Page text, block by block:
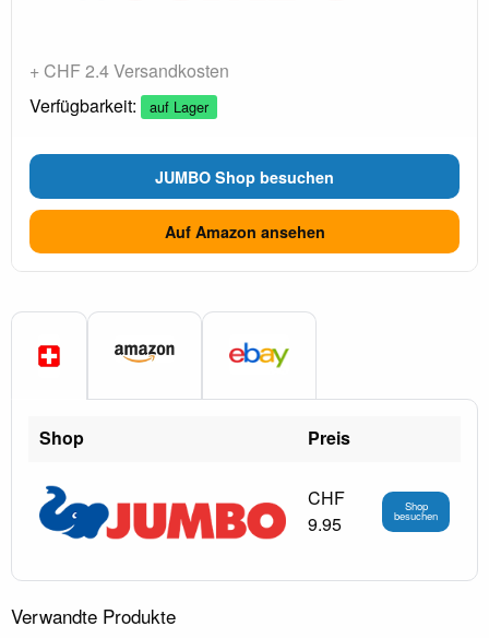
+ CHF 2.4 Versandkosten
Verfügbarkeit:
auf Lager
JUMBO Shop besuchen
Auf Amazon ansehen
Shop Preis
CHF
9.95
Shop
besuchen
Verwandte Produkte